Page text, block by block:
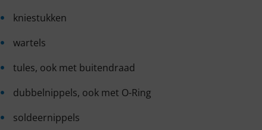
kniestukken
wartels
tules, ook met buitendraad
dubbelnippels, ook met O-Ring
soldeernippels